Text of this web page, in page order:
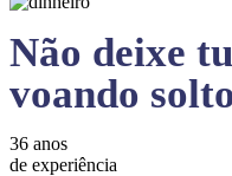
Não deixe
voando
36 anos
de experiência